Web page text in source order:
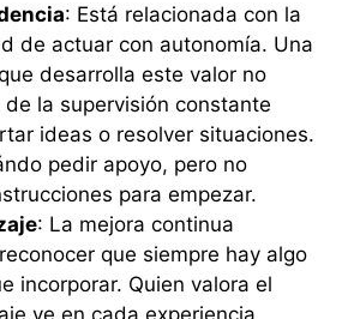
: Está relacionada con la
de actuar con autonomía. Una
desarrolla este valor no
la supervisión constante
ideas o resolver situaciones.
pedir apoyo, pero no
para empezar.
: La mejora continua
que siempre hay algo
incorporar. Quien valora el
ve en cada experiencia,